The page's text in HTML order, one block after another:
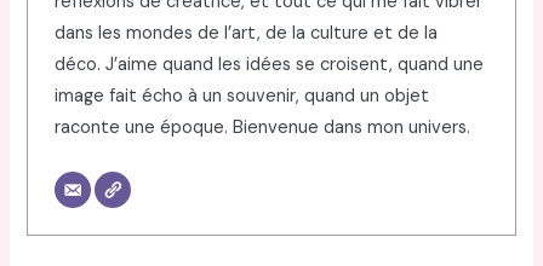
dans les mondes de l’art, de la culture et de la
déco. J’aime quand les idées se croisent, quand une
image fait écho à un souvenir, quand un objet
raconte une époque. Bienvenue dans mon univers.